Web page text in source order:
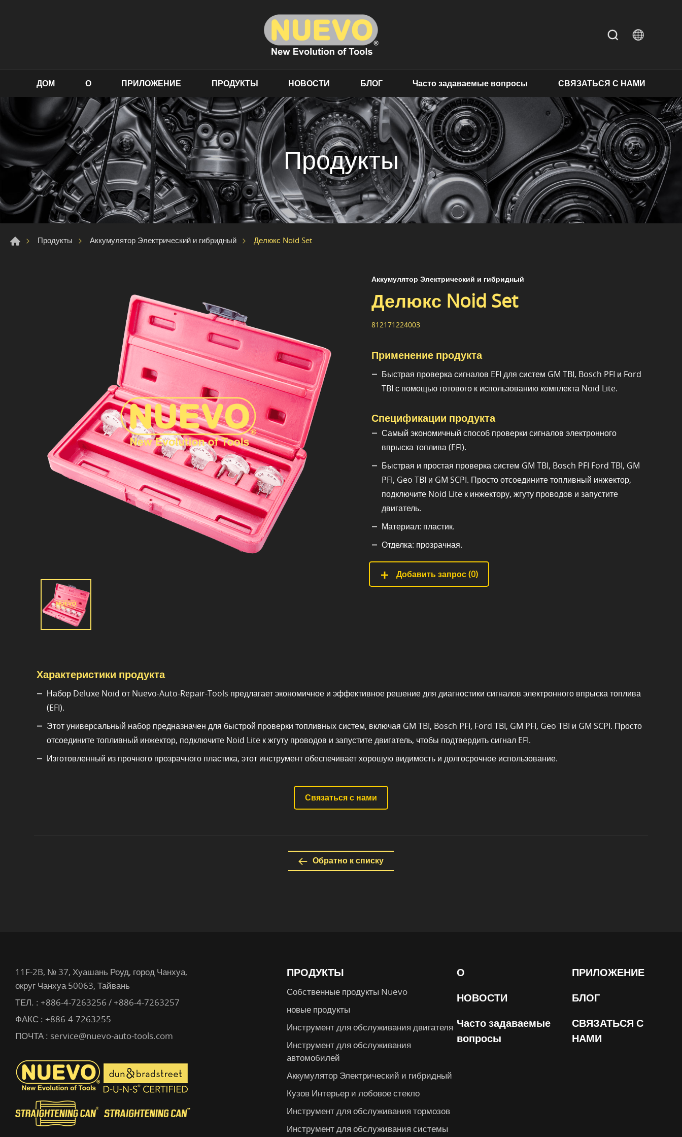
ДОМ О ПРИЛОЖЕНИЕ ПРОДУКТЫ НОВОСТИ БЛОГ Часто задаваемые вопросы СВЯЗАТЬСЯ С НАМИ
Продукты
Продукты Аккумулятор Электрический и гибридный Делюкс Noid Set
Аккумулятор Электрический и гибридный
Делюкс Noid Set
812171224003
Применение продукта
Быстрая проверка сигналов EFI для систем GM TBI, Bosch PFI и Ford
TBI с помощью готового к использованию комплекта Noid Lite.
Спецификации продукта
Самый экономичный способ проверки сигналов электронного
впрыска топлива (EFI).
Быстрая и простая проверка систем GM TBI, Bosch PFI Ford TBI, GM
PFI, Geo TBI и GM SCPI. Просто отсоедините топливный инжектор,
подключите Noid Lite к инжектору, жгуту проводов и запустите
двигатель.
Материал: пластик.
Отделка: прозрачная.
Добавить запрос (0)
Характеристики продукта
Набор Deluxe Noid от Nuevo-Auto-Repair-Tools предлагает экономичное и эффективное решение для диагностики сигналов электронного впрыска топлива
(EFI).
Этот универсальный набор предназначен для быстрой проверки топливных систем, включая GM TBI, Bosch PFI, Ford TBI, GM PFI, Geo TBI и GM SCPI. Просто
отсоедините топливный инжектор, подключите Noid Lite к жгуту проводов и запустите двигатель, чтобы подтвердить сигнал EFI.
Изготовленный из прочного прозрачного пластика, этот инструмент обеспечивает хорошую видимость и долгосрочное использование.
Связаться с нами
Обратно к списку
ПРОДУКТЫ
Собственные продукты Nuevo
новые продукты
Инструмент для обслуживания двигателя
Инструмент для обслуживания
автомобилей
Аккумулятор Электрический и гибридный
Кузов Интерьер и лобовое стекло
Инструмент для обслуживания тормозов
Инструмент для обслуживания системы
О
ПРИЛОЖЕНИЕ
НОВОСТИ
БЛОГ
Часто задаваемые
вопросы
СВЯЗАТЬСЯ С
НАМИ
11F-2B, № 37, Хуашань Роуд, город Чанхуа,
округ Чанхуа 50063, Тайвань
ТЕЛ. : +886-4-7263256 / +886-4-7263257
ФАКС : +886-4-7263255
ПОЧТА : service@nuevo-auto-tools.com